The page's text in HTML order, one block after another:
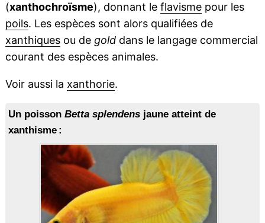
(xanthochroïsme), donnant le flavismepour les
poils. Les espèces sont alors qualifiées de
xanthiquesou de golddans le langage commercial
courant des espèces animales.
Voir aussi la xanthorie.
Un poisson Betta splendensjaune atteint de
xanthisme :